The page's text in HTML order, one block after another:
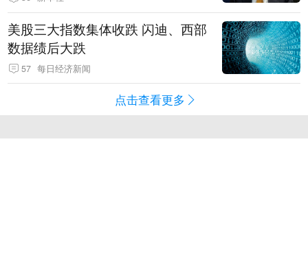
美股三大指数集体收跌 闪迪、西部
数据绩后大跌
57 每日经济新闻
点击查看更多